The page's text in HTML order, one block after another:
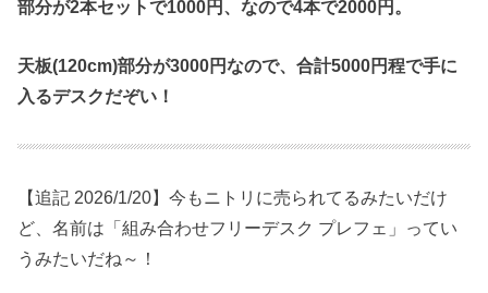
部分が2本セットで1000円、なので4本で2000円。
天板(120cm)部分が3000円なので、合計5000円程で手に
入るデスクだぞい！
【追記 2026/1/20】今もニトリに売られてるみたいだけ
ど、名前は「組み合わせフリーデスク プレフェ」ってい
うみたいだね～！